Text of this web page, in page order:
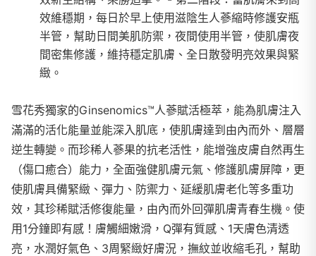
效維穩期，每日於早上使用滋陰生人蔘縮時修護安瓶
半管，幫助日間美肌防禦，夜間使用半管，使肌膚夜
間密集修護，維持穩定肌膚、全日散發明亮效果與緊
緻。
雪花秀獨家的Ginsenomics™人蔘賦活極萃，能為肌膚注入
滿滿的活化能量並能深入肌底，使肌膚達到由內而外、層層
逆生轉變。而珍稀人蔘果的抗老活性，能增強皮膚自然再生
（傷口癒合）能力，全面強健肌膚元氣、修護肌膚屏障，更
使肌膚具備緊緻、彈力、防禦力、延緩肌膚老化等多重功
效，其珍稀賦活修復能量，由內而外回彈肌膚青春生機。使
用1分鐘即有感！膚觸細嫩滑，Q彈有質感、1天膚色清透
亮，水潤好氣色、3周緊緻好膚況，撫紋並收縮毛孔，幫助